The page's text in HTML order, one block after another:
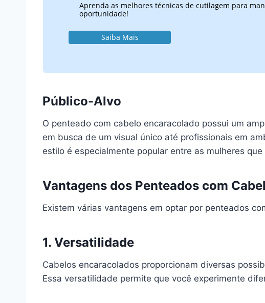
Aprenda as melhores técnicas de cutilagem para
oportunidade!
Saiba Mais
Público-Alvo
O penteado com cabelo encaracolado possui um
em busca de um visual único até profissionais em
estilo é especialmente popular entre as mulheres
Vantagens dos Penteados com
Existem várias vantagens em optar por penteados
1. Versatilidade
Cabelos encaracolados proporcionam diversas
Essa versatilidade permite que você experimente